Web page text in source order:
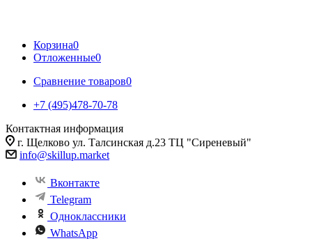
Корзина0
Отложенные0
Сравнение товаров0
+7 (495)478-70-78
Контактная информация
г. Щелково ул. Талсинская д.23 ТЦ "Сиреневый"
info@skillup.market
Вконтакте
Telegram
Одноклассники
WhatsApp